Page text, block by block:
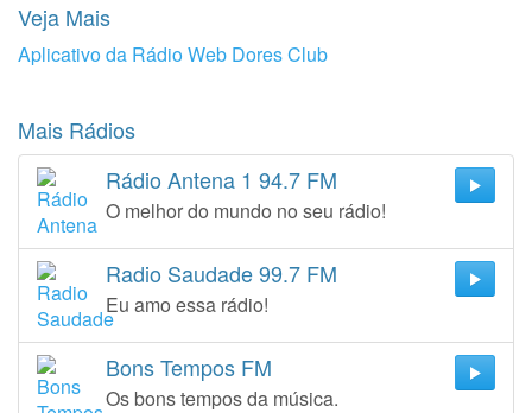
Veja Mais
Aplicativo da Rádio Web Dores Club
Mais Rádios
Rádio Antena 1 94.7 FM
O melhor do mundo no seu rádio!
Radio Saudade 99.7 FM
Eu amo essa rádio!
Bons Tempos FM
Os bons tempos da música.